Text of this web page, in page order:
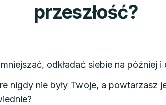
przeszłość?
odkładać siebie na później i
nigdy nie były Twoje, a powtarzasz